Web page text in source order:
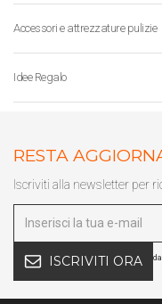
Accessori e attrezzature pulizie
Idee Regalo
RESTA
Iscriviti alla newsletter per
ISCRIVITI ORA